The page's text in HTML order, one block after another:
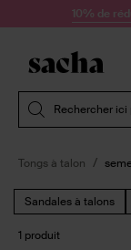
Passer au contenu
10% de
Rechercher ici
Tongs à talon
Sandales à talons
1 produit